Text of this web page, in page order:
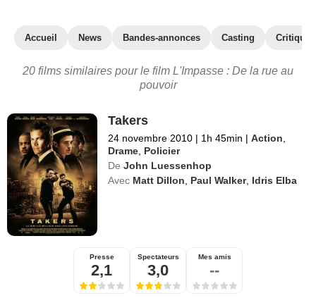
Accueil News Bandes-annonces Casting
20 films similaires pour le film L'Impasse : De la rue au
pouvoir
Takers
24 novembre 2010 | 1h 45min | Action
Drame Policier
De John Luessenhop
Avec Matt Dillon Paul Walker, Idris Elba
Presse
2,1
Spectateurs
3,0
Mes amis
--